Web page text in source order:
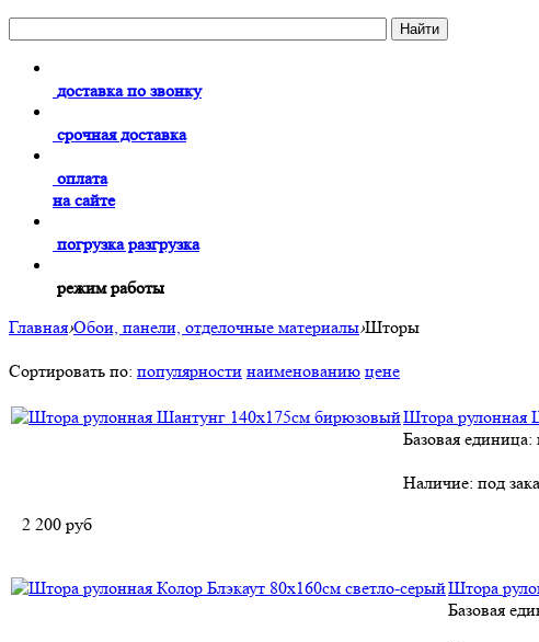
доставка по звонку
срочная доставка
оплата
на сайте
погрузка разгрузка
режим работы
Главная›Обои, панели, отделочные материалы›Шторы
Сортировать по: популярности наименованию цене
Штора рулонная
Базовая
Наличие: под
2 200 руб
Штора
Базовая